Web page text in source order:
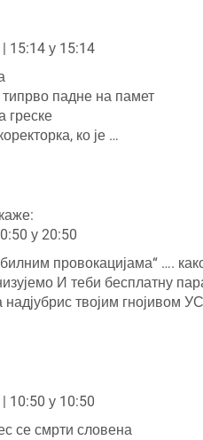
| 15:14 у 15:14
типрво падне на памет
греске
ко је …
каже:
у 20:50
провокацијама“ ….
И теби бесплатну
твојим гнојивом
| 10:50 у 10:50
се смрти словена